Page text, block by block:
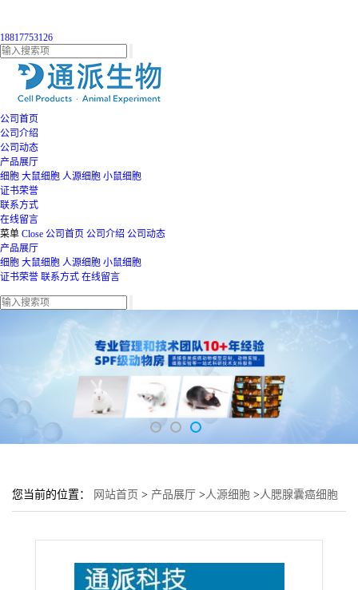
18817753126
公司首页
公司介绍
公司动态
产品展厅
细胞 大鼠细胞 人源细胞 小鼠细胞
证书荣誉
联系方式
在线留言
菜单 Close 公司首页 公司介绍 公司动态
产品展厅
细胞 大鼠细胞 人源细胞 小鼠细胞
证书荣誉 联系方式 在线留言
您当前的位置： 网站首页 > 产品展厅 >人源细胞 >人腮腺囊癌细胞